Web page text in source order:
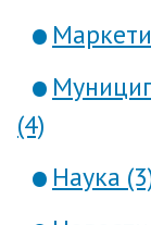
(4)
Наука